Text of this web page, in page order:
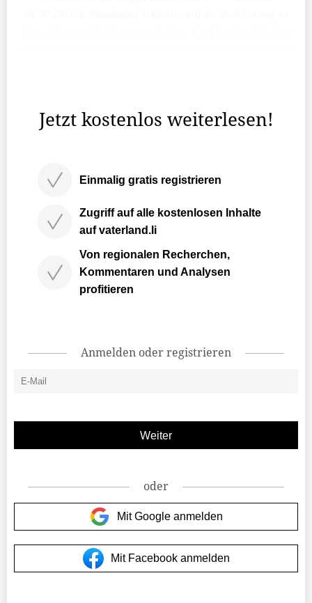
Jetzt kostenlos weiterlesen!
Einmalig gratis registrieren
Zugriff auf alle kostenlosen Inhalte
auf vaterland.li
Von regionalen Recherchen,
Kommentaren und Analysen
profitieren
Anmelden oder registrieren
oder
Mit Google anmelden
Mit Facebook anmelden